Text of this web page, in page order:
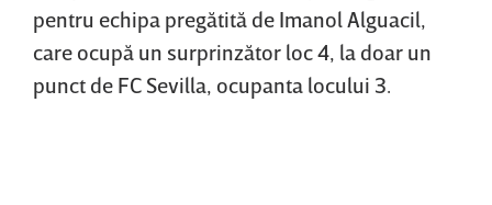
pentru echipa pregătită de Imanol Alguacil,
care ocupă un surprinzător loc 4, la doar un
punct de FC Sevilla, ocupanta locului 3.